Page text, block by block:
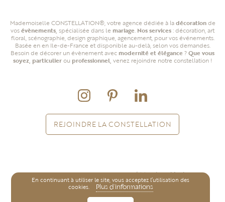
Mademoiselle CONSTELLATION®,votre agence dédiée à ladécorationde
vosévènements, spécialisée dans le mariage. Nos services: décoration, art
floral, scénographie, design graphique,agencement, pour vos événements.
Basée en en Ile-de-France et disponible au-delà, selon vos demandes.
Besoin de décorer un évènement avec modernité et élégance ?Que vous
soyez, particulierou professionnel, venez rejoindre notre constellation !
REJOINDRE LA CONSTELLATION
©2025 Mademoiselle Constellation Mentions légales
Conception agencemcrea
En continuant à utiliser le site, vous acceptez l’utilisation des
cookies.
Plus d’informations